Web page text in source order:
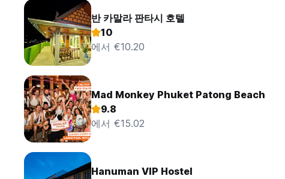
반 카말라 판타시 호텔
10
에서 €10.20
Mad Monkey Phuket Patong Beach
9.8
에서 €15.02
Hanuman VIP Hostel